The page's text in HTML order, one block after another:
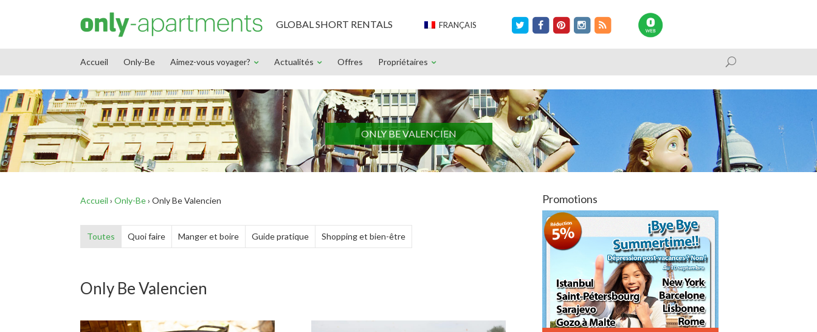
GLOBAL SHORT RENTALS FRANÇAIS
Accueil Only-Be Aimez-vous voyager? Actualités Offres Propriétaires
ONLY BE VALENCIEN
Accueil › Only-Be› Only Be Valencien
Toutes Quoi faire Manger et boire Guide pratique Shopping et bien-être
Only Be Valencien
Promotions